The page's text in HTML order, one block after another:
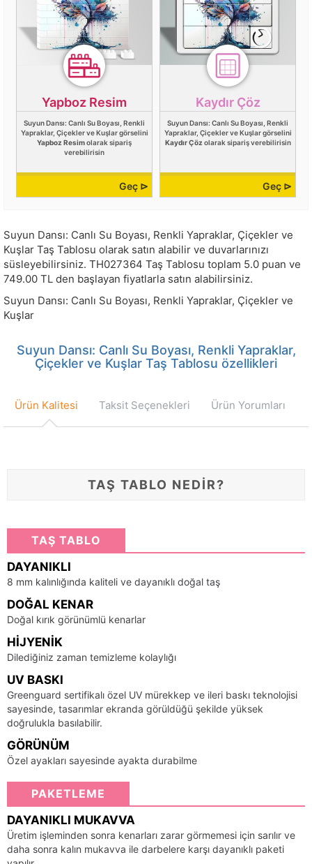
Yapboz Resim
Suyun Dansı: Canlı Su Boyası, Renkli
Yapraklar, Çiçekler ve Kuşlar görselini
Yapboz Resimolarak sipariş
verebilirisin
Geç ⊳
Kaydır Çöz
Suyun Dansı: Canlı Su Boyası, Renkli
Yapraklar, Çiçekler ve Kuşlar görselini
Kaydır Çöz olarak sipariş verebilirisin
Geç ⊳
Suyun Dansı: Canlı Su Boyası, Renkli Yapraklar, Çiçekler ve
Kuşlar Taş Tablosu olarak satın alabilir ve duvarlarınızı
süsleyebilirsiniz. TH027364 Taş Tablosu toplam 5.0 puan ve
749.00 TL den başlayan fiyatlarla satın alabilirsiniz.
Suyun Dansı: Canlı Su Boyası, Renkli Yapraklar, Çiçekler ve
Kuşlar
Suyun Dansı: Canlı Su Boyası, Renkli Yapraklar,
Çiçekler ve Kuşlar Taş Tablosu özellikleri
Ürün Kalitesi Taksit Seçenekleri Ürün Yorumları
TAŞ TABLO NEDİR?
TAŞ TABLO
DAYANIKLI
8 mm kalınlığında kaliteli ve dayanıklı doğal taş
DOĞAL KENAR
Doğal kırık görünümlü kenarlar
HIJYENIK
Dilediğiniz zaman temizleme kolaylığı
UV BASKI
Greenguard sertifikalı özel UV mürekkep ve ileri baskı teknolojisi
sayesinde, tasarımlar ekranda görüldüğü şekilde yüksek
doğrulukla basılabilir.
GÖRÜNÜM
Özel ayakları sayesinde ayakta durabilme
PAKETLEME
DAYANIKLI MUKAVVA
Üretim işleminden sonra kenarları zarar görmemesi için sarılır ve
daha sonra kalın mukavva ile darbelere karşı dayanıklı paketi